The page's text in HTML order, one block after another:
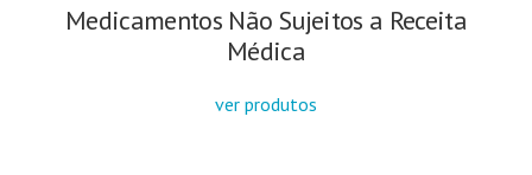
Medicamentos Não Sujeitos a Receita
Médica
ver produtos